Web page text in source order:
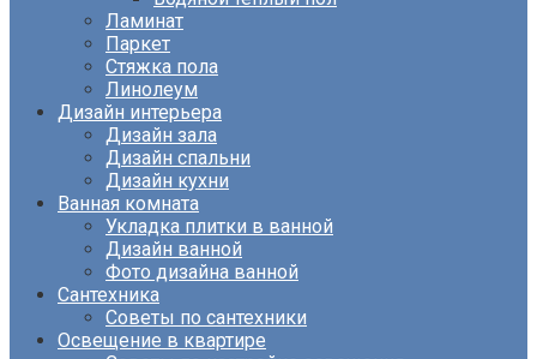
Ламинат
Паркет
Стяжка пола
Линолеум
Дизайн интерьера
Дизайн зала
Дизайн спальни
Дизайн кухни
Ванная комната
Укладка плитки в ванной
Дизайн ванной
Фото дизайна ванной
Сантехника
Советы по сантехники
Освещение в квартире